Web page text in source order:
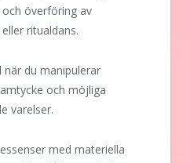
överföring av
ritualdans.
när du manipulerar
och möjliga
varelser.
med materiella